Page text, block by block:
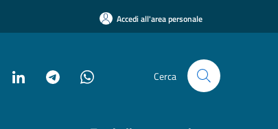
Accedi all'area personale
Cerca